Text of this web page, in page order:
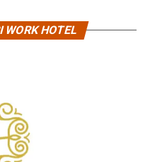
WORK HOTEL